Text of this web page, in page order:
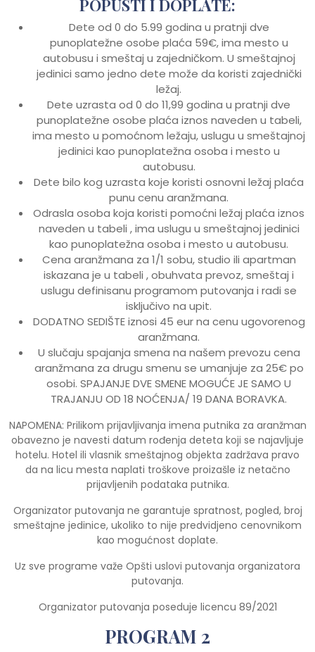
POPUSTI I DOPLATE:
Dete od 0 do 5.99 godina u pratnji dve
punoplatežne osobe plaća 59€, ima mesto u
autobusu i smeštaj u zajedničkom. U smeštajnoj
jedinici samo jedno dete može da koristi zajednički
ležaj.
Dete uzrasta od 0 do 11,99 godina u pratnji dve
punoplatežne osobe plaća iznos naveden u tabeli,
ima mesto u pomoćnom ležaju, uslugu u smeštajnoj
jedinici kao punoplatežna osoba i mesto u
autobusu.
Dete bilo kog uzrasta koje koristi osnovni ležaj plaća
punu cenu aranžmana.
Odrasla osoba koja koristi pomoćni ležaj plaća iznos
naveden u tabeli , ima uslugu u smeštajnoj jedinici
kao punoplatežna osoba i mesto u autobusu.
Cena aranžmana za 1/1 sobu, studio ili apartman
iskazana je u tabeli , obuhvata prevoz, smeštaj i
uslugu definisanu programom putovanja i radi se
isključivo na upit.
DODATNO SEDIŠTE iznosi 45 eur na cenu ugovorenog
aranžmana.
U slučaju spajanja smena na našem prevozu cena
aranžmana za drugu smenu se umanjuje za 25€ po
osobi. SPAJANJE DVE SMENE MOGUĆE JE SAMO U
TRAJANJU OD 18 NOĆENJA/ 19 DANA BORAVKA.
NAPOMENA: Prilikom prijavljivanja imena putnika za aranžman
obavezno je navesti datum rođenja deteta koji se najavljuje
hotelu. Hotel ili vlasnik smeštajnog objekta zadržava pravo
da na licu mesta naplati troškove proizašle iz netačno
prijavljenih podataka putnika.
Organizator putovanja ne garantuje spratnost, pogled, broj
smeštajne jedinice, ukoliko to nije predvidjeno cenovnikom
kao mogućnost doplate.
Uz sve programe važe Opšti uslovi putovanja organizatora
putovanja.
Organizator putovanja poseduje licencu 89/2021
PROGRAM 2